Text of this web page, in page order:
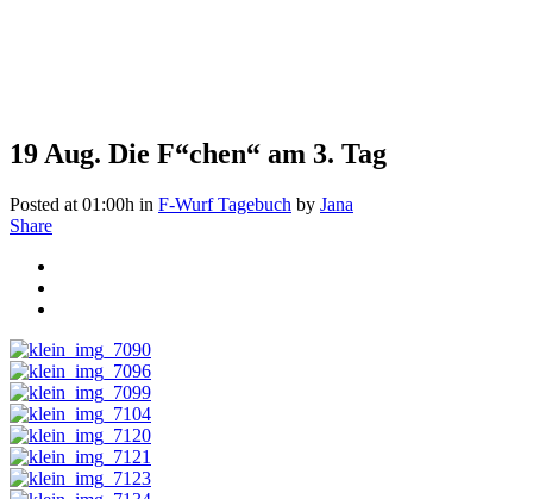
19 Aug. Die F“chen“ am 3. Tag
Posted at 01:00h in F-Wurf Tagebuch by Jana
Share